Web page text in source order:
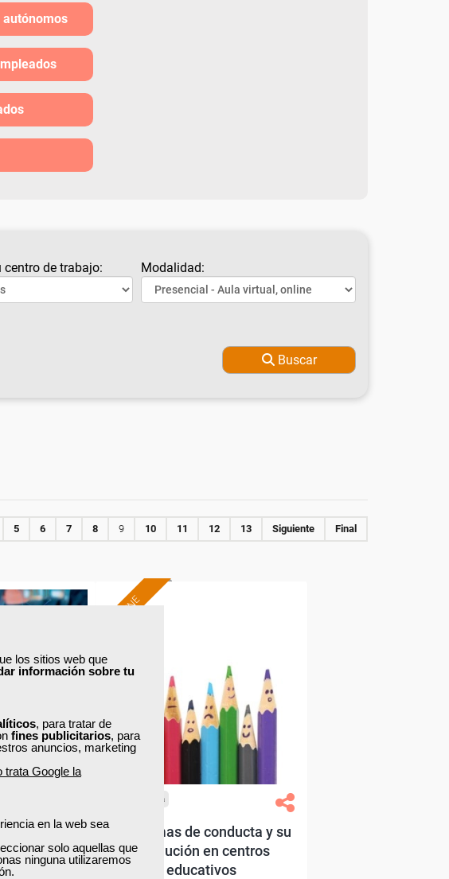
los sitios web que
información sobre tu
, para tratar de
fines publicitarios, para
anuncios, marketing
trata Google la
en la web sea
solo aquellas que
ninguna utilizaremos
centro de trabajo: Modalidad:
Buscar
5 6 7 8 9 10 11 12 13 Siguiente Final
en
ONLINE
Para desempleados,
trabajadores y autónomos.
Sector
-Educación.
Cursos Femxa
Problemas de conducta y su
resolución en centros
educativos